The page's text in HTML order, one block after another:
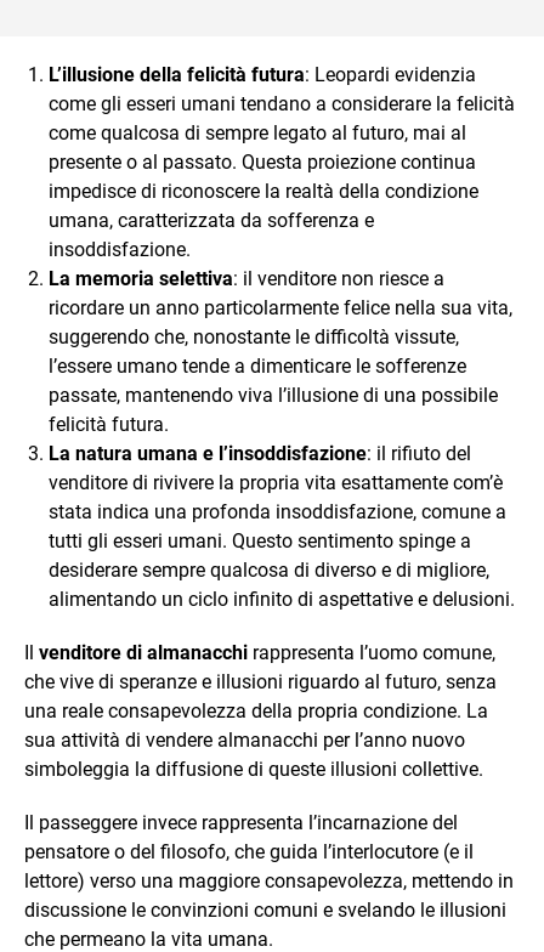
L’illusione della felicità futura: Leopardi evidenzia
come gli esseri umani tendano a considerare la felicità
come qualcosa di sempre legato al futuro, mai al
presente o al passato. Questa proiezione continua
impedisce di riconoscere la realtà della condizione
umana, caratterizzata da sofferenza e
insoddisfazione.
La memoria selettiva: il venditore non riesce a
ricordare un anno particolarmente felice nella sua vita,
suggerendo che, nonostante le difficoltà vissute,
l’essere umano tende a dimenticare le sofferenze
passate, mantenendo viva l’illusione di una possibile
felicità futura.
La natura umana e l’insoddisfazione: il rifiuto del
venditore di rivivere la propria vita esattamente com’è
stata indica una profonda insoddisfazione, comune a
tutti gli esseri umani. Questo sentimento spinge a
desiderare sempre qualcosa di diverso e di migliore,
alimentando un ciclo infinito di aspettative e delusioni.
Il venditore di almanacchi rappresenta l’uomo comune,
che vive di speranze e illusioni riguardo al futuro, senza
una reale consapevolezza della propria condizione. La
sua attività di vendere almanacchi per l’anno nuovo
simboleggia la diffusione di queste illusioni collettive.
Il passeggere invece rappresenta l’incarnazione del
pensatore o del filosofo, che guida l’interlocutore (e il
lettore) verso una maggiore consapevolezza, mettendo in
discussione le convinzioni comuni e svelando le illusioni
che permeano la vita umana.